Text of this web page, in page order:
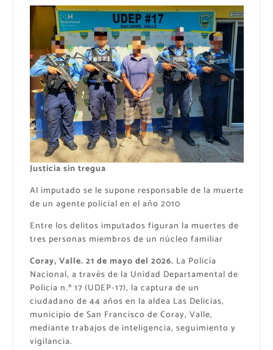
Justicia sin tregua
Al imputado se le supone responsable de la muerte
de un agente policial en el año 2010
Entre los delitos imputados figuran la muertes de
tres personas miembros de un núcleo familiar
Coray, Valle. 21 de mayo del 2026. La Policía
Nacional, a través de la Unidad Departamental de
Policía n.º 17 (UDEP-17), la captura de un
ciudadano de 44 años en la aldea Las Delicias,
municipio de San Francisco de Coray, Valle,
mediante trabajos de inteligencia, seguimiento y
vigilancia.